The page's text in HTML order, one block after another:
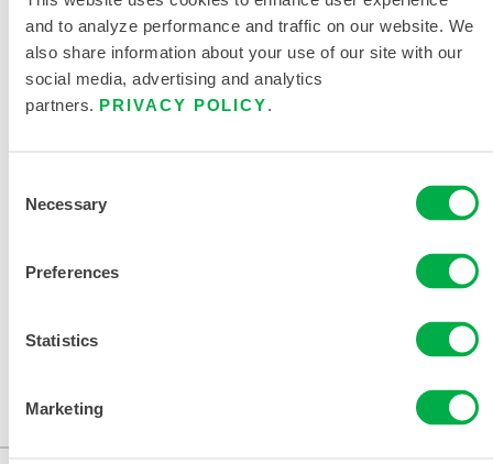
and to analyze performance and traffic on our website. We
also share information about your use of our site with our
social media, advertising and analytics
partners. PRIVACY POLICY.
Selection
Necessary
Preferences
Statistics
Marketing
Este producto no suele venderse en su región. Puede
cambiar su región en la parte superior de la página.
322BA
cambiar su región en la parte superior de la página.
Este producto no suele venderse en su región. Puede
cambiar su región en la parte superior de la página.